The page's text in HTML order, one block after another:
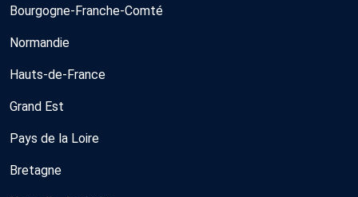
Bourgogne-Franche-Comté
Normandie
Hauts-de-France
Grand Est
Pays de la Loire
Bretagne